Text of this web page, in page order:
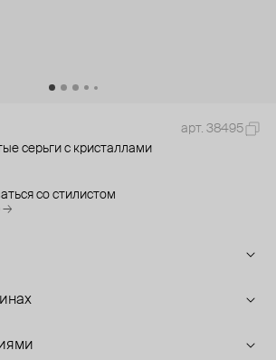
арт. 38495
серьги с кристаллами
со стилистом
→